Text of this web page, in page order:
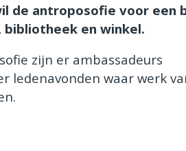
de antroposofie voor een
en winkel.
zijn er ambassadeurs
ledenavonden waar werk